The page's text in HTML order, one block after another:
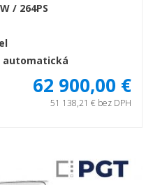
/ 264PS
automatická
62 900,00 €
51 138,21 € bez DPH